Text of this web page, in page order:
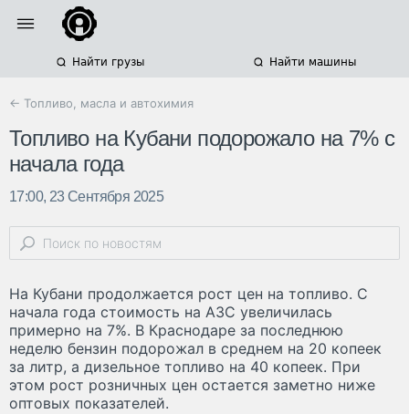
Найти грузы Найти машины
← Топливо, масла и автохимия
Топливо на Кубани подорожало на 7% с
начала года
17:00, 23 Сентября 2025
На Кубани продолжается рост цен на топливо. С
начала года стоимость на АЗС увеличилась
примерно на 7%. В Краснодаре за последнюю
неделю бензин подорожал в среднем на 20 копеек
за литр, а дизельное топливо на 40 копеек. При
этом рост розничных цен остается заметно ниже
оптовых показателей.